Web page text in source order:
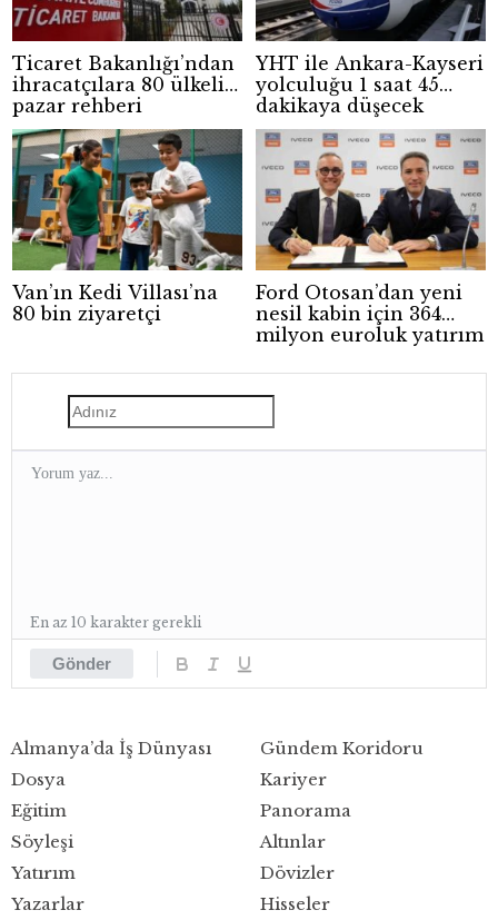
Ticaret Bakanlığı’ndan
ihracatçılara 80 ülkelik
pazar rehberi
YHT ile Ankara-Kayseri
yolculuğu 1 saat 45
dakikaya düşecek
Van’ın Kedi Villası’na
80 bin ziyaretçi
Ford Otosan’dan yeni
nesil kabin için 364
milyon euroluk yatırım
Gönder
En az 10 karakter gerekli
Almanya’da İş Dünyası
Dosya
Eğitim
Gündem Koridoru
Kariyer
Panorama
Söyleşi
Yatırım
Yazarlar
Altınlar
Dövizler
Hisseler